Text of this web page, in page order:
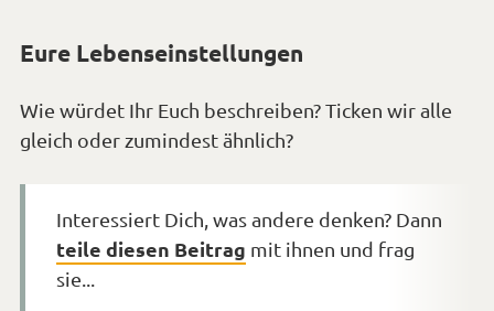
Eure Lebenseinstellungen
Wie würdet Ihr Euch beschreiben? Ticken wir alle
gleich oder zumindest ähnlich?
Interessiert Dich, was andere denken? Dann
teile diesen Beitrag mit ihnen und frag
sie...